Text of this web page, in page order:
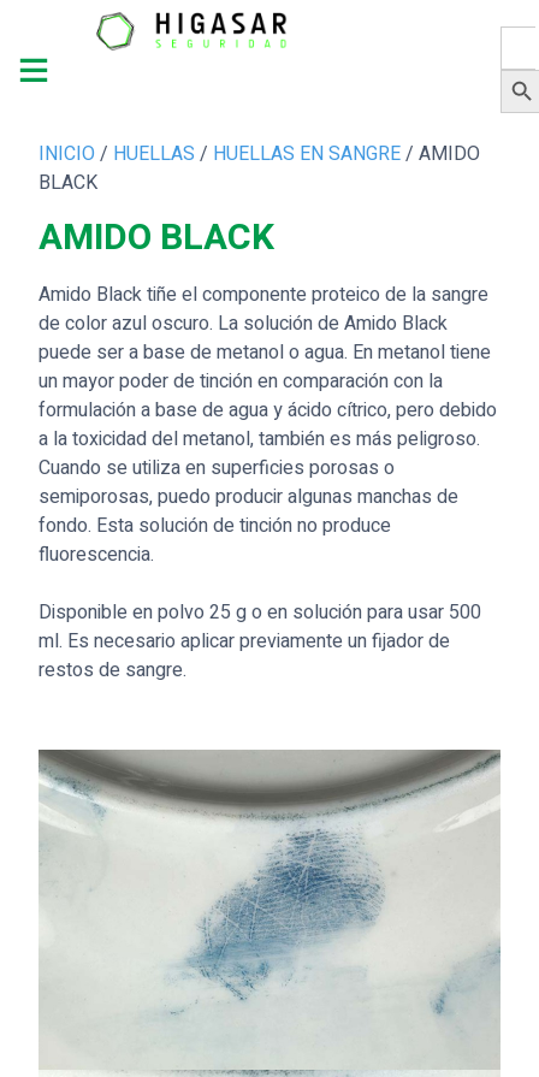
Botón
INICIO / HUELLAS / HUELLAS EN SANGRE/ AMIDO
BLACK
AMIDO BLACK
Amido Black tiñe el componente proteico de la sangre
de color azul oscuro. La solución de Amido Black
puede ser a base de metanol o agua. En metanol tiene
un mayor poder de tinción en comparación con la
formulación a base de agua y ácido cítrico, pero debido
a la toxicidad del metanol, también es más peligroso.
Cuando se utiliza en superficies porosas o
semiporosas, puedo producir algunas manchas de
fondo. Esta solución de tinción no produce
fluorescencia.
Disponible en polvo 25 g o en solución para usar 500
ml. Es necesario aplicar previamente un fijador de
restos de sangre.